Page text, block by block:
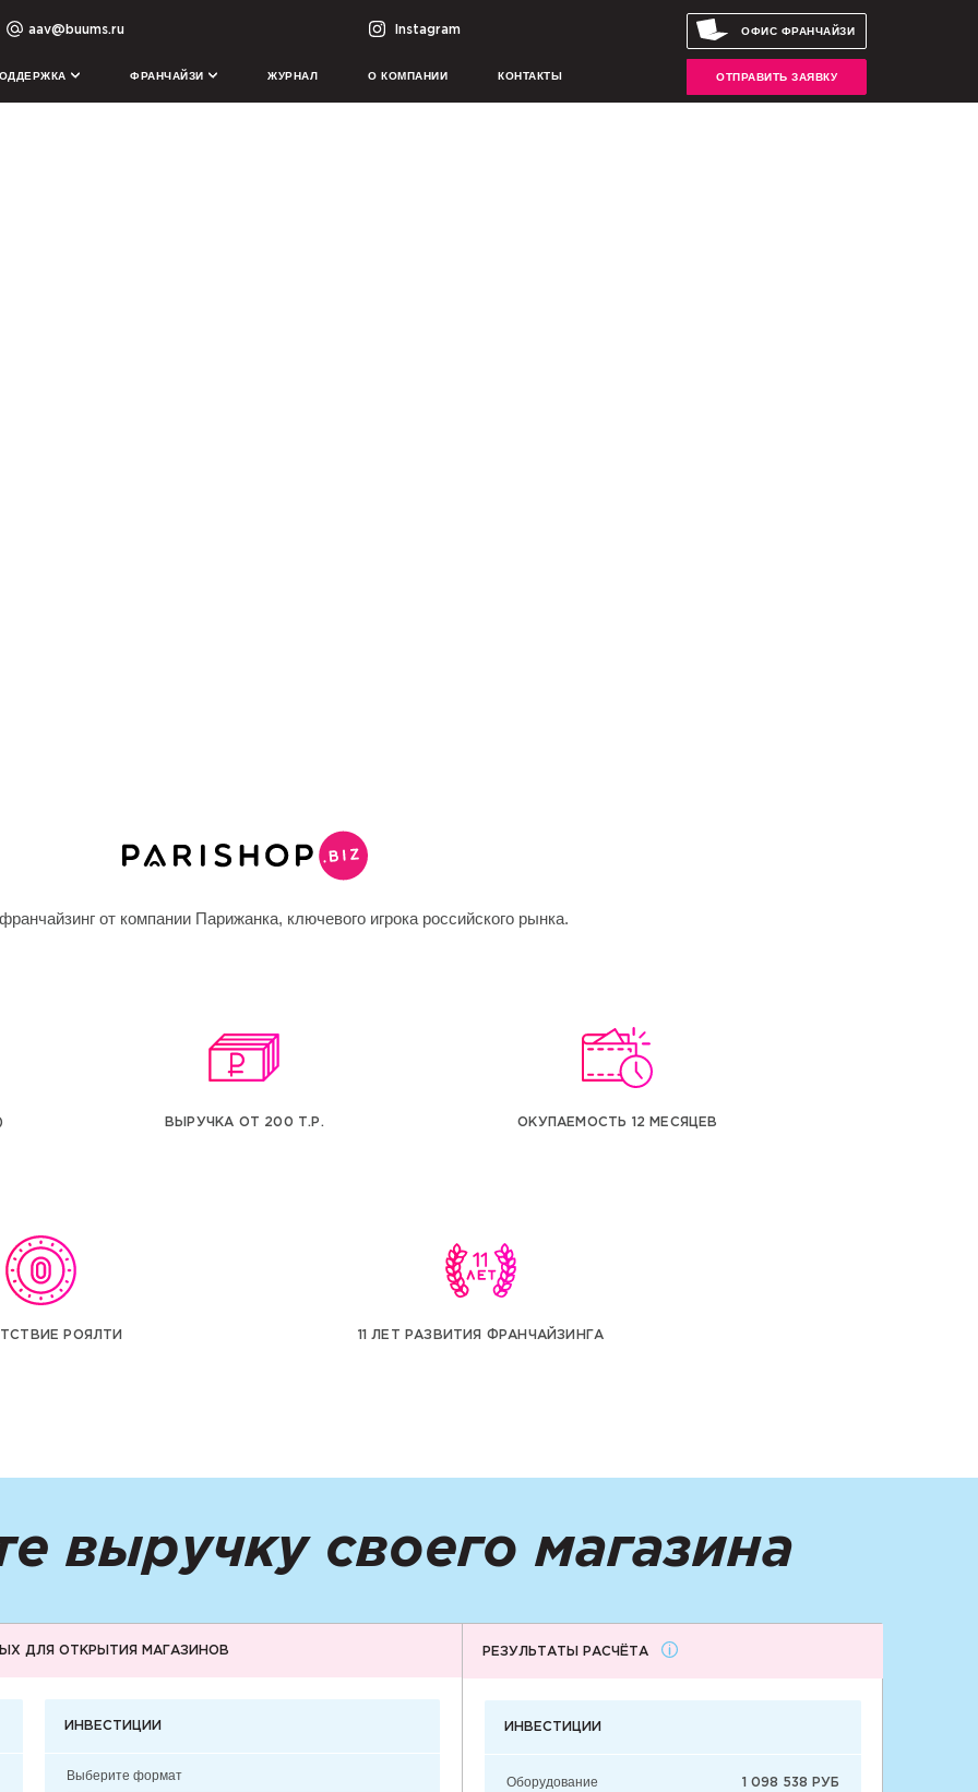
aav@buums.ru Instagram ОФИС ФРАНЧАЙЗИ
ФРАНЧАЙЗИ ЖУРНАЛ О КОМПАНИИ КОНТАКТЫ ОТПРАВИТЬ ЗАЯВКУ
от компании Парижанка, ключевого игрока российского рынка.
ВЫРУЧКА ОТ 200 Т.Р. ОКУПАЕМОСТЬ 12 МЕСЯЦЕВ
РОЯЛТИ 11 ЛЕТ РАЗВИТИЯ ФРАНЧАЙЗИНГА
выручку своего магазина
ДЛЯ ОТКРЫТИЯ МАГАЗИНОВ
ИНВЕСТИЦИИ
Выберите формат
РЕЗУЛЬТАТЫ РАСЧЁТА
ИНВЕСТИЦИИ
Оборудование 1 098 538 РУБ